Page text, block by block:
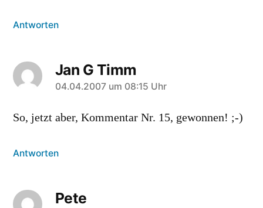
Antworten
Jan G Timm
sagt:
04.04.2007 um 08:15 Uhr
So, jetzt aber, Kommentar Nr. 15, gewonnen! ;-)
Antworten
Pete